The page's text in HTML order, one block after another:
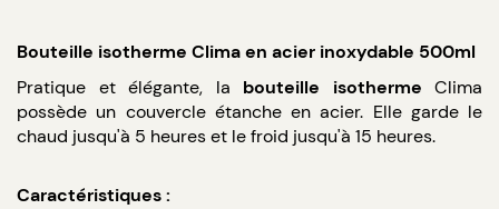
Bouteille isotherme Clima en acier inoxydable 500ml
Pratique et élégante, la bouteille isotherme Clima
possède un couvercle étanche en acier. Elle garde le
chaud jusqu'à 5 heures et le froid jusqu'à 15 heures.
Caractéristiques :